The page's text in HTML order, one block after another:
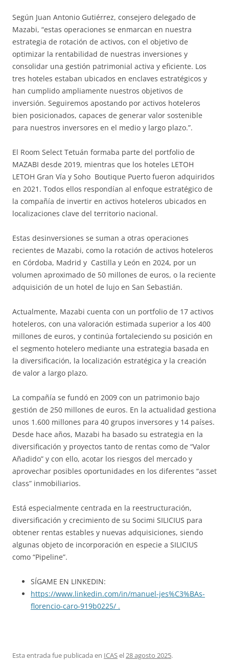
Según Juan Antonio Gutiérrez, consejero delegado de
Mazabi, “estas operaciones se enmarcan en nuestra
estrategia de rotación de activos, con el objetivo de
optimizar la rentabilidad de nuestras inversiones y
consolidar una gestión patrimonial activa y eficiente. Los
tres hoteles estaban ubicados en enclaves estratégicos y
han cumplido ampliamente nuestros objetivos de
inversión. Seguiremos apostando por activos hoteleros
bien posicionados, capaces de generar valor sostenible
para nuestros inversores en el medio y largo plazo.”.
El Room Select Tetuán formaba parte del portfolio de
MAZABI desde 2019, mientras que los hoteles LETOH
LETOH Gran Vía y Soho Boutique Puerto fueron adquiridos
en 2021. Todos ellos respondían al enfoque estratégico de
la compañía de invertir en activos hoteleros ubicados en
localizaciones clave del territorio nacional.
Estas desinversiones se suman a otras operaciones
recientes de Mazabi, como la rotación de activos hoteleros
en Córdoba, Madrid y Castilla y León en 2024, por un
volumen aproximado de 50 millones de euros, o la reciente
adquisición de un hotel de lujo en San Sebastián.
Actualmente, Mazabi cuenta con un portfolio de 17 activos
hoteleros, con una valoración estimada superior a los 400
millones de euros, y continúa fortaleciendo su posición en
el segmento hotelero mediante una estrategia basada en
la diversificación, la localización estratégica y la creación
de valor a largo plazo.
La compañía se fundó en 2009 con un patrimonio bajo
gestión de 250 millones de euros. En la actualidad gestiona
unos 1.600 millones para 40 grupos inversores y 14 países.
Desde hace años, Mazabi ha basado su estrategia en la
diversificación y proyectos tanto de rentas como de “Valor
Añadido” y con ello, acotar los riesgos del mercado y
aprovechar posibles oportunidades en los diferentes “asset
class” inmobiliarios.
Está especialmente centrada en la reestructuración,
diversificación y crecimiento de su Socimi SILICIUS para
obtener rentas estables y nuevas adquisiciones, siendo
algunas objeto de incorporación en especie a SILICIUS
como “Pipeline”.
SÍGAME EN LINKEDIN:
https://www.linkedin.com/in/manuel-jes%C3%BAs-
florencio-caro-919b0225/ .
Esta entrada fue publicada en ICASel28 agosto 2025.